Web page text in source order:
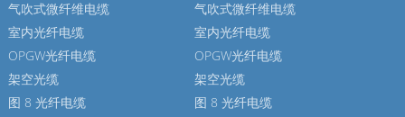
气吹式微纤维电缆
室内光纤电缆
OPGW光纤电缆
架空光缆
图 8 光纤电缆
气吹式微纤维电缆
室内光纤电缆
OPGW光纤电缆
架空光缆
图 8 光纤电缆